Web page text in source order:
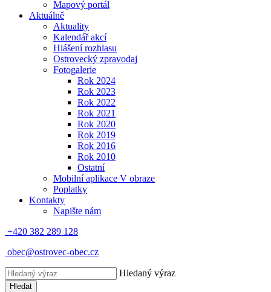
Mapový portál
Aktuálně
Aktuality
Kalendář akcí
Hlášení rozhlasu
Ostrovecký zpravodaj
Fotogalerie
Rok 2024
Rok 2023
Rok 2022
Rok 2021
Rok 2020
Rok 2019
Rok 2016
Rok 2010
Ostatní
Mobilní aplikace V obraze
Poplatky
Kontakty
Napište nám
+420 382 289 128
obec@ostrovec-obec.cz
Hledaný výraz
Hledat